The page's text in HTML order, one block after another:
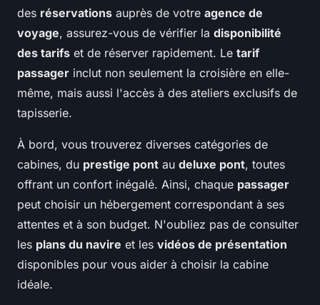
des réservations auprès de votre agence de
voyage, assurez-vous de vérifier la disponibilité
des tarifs et de réserver rapidement. Le tarif
passager inclut non seulement la croisière en elle-
même, mais aussi l'accès à des ateliers exclusifs de
tapisserie.
À bord, vous trouverez diverses catégories de
cabines, du prestige pont au deluxe pont, toutes
offrant un confort inégalé. Ainsi, chaque passager
peut choisir un hébergement correspondant à ses
attentes et à son budget. N'oubliez pas de consulter
les plans du navire et les vidéos de présentation
disponibles pour vous aider à choisir la cabine
idéale.